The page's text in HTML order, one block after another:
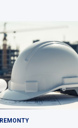
REMONTY